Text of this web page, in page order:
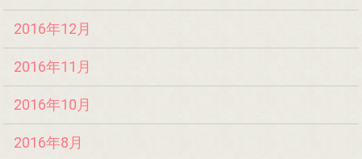
2016年12月
2016年11月
2016年10月
2016年8月